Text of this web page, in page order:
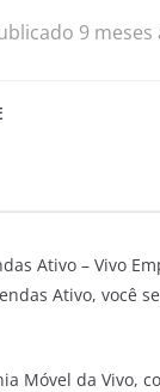
9 meses
Ativo – Vivo
Ativo, você
Móvel da Vivo,